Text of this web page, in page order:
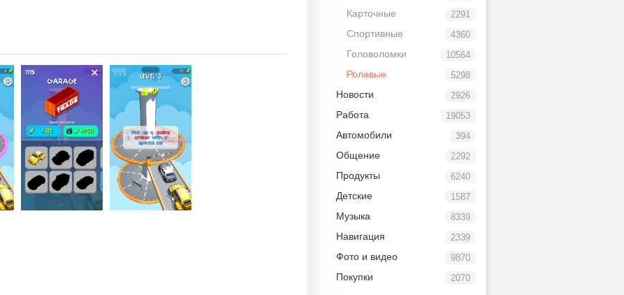
2291
Карточные
4360
Спортивные
10564
Головоломки
5298
Ролевые
2926
Новости
19053
Работа
394
Автомобили
2292
Общение
6240
Продукты
1587
Детские
8339
Музыка
2339
Навигация
9870
Фото и видео
2070
Покупки